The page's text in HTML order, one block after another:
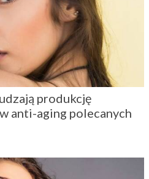
produkcję
anti-aging polecanych